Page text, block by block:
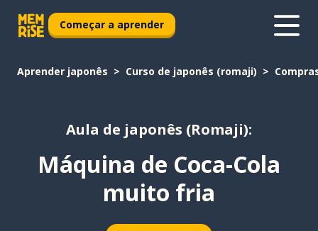
Começar a aprender
Aprender japonês Curso de japonês (romaji)
Aula de japonês (Romaji):
Máquina de Coca-Cola
muito fria